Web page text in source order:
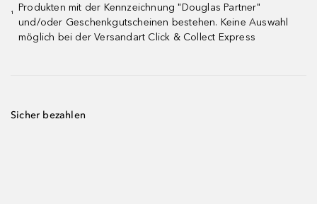
¹
Produkten mit der Kennzeichnung "Douglas Partner"
und/oder Geschenkgutscheinen bestehen. Keine Auswahl
möglich bei der Versandart Click & Collect Express
Sicher bezahlen